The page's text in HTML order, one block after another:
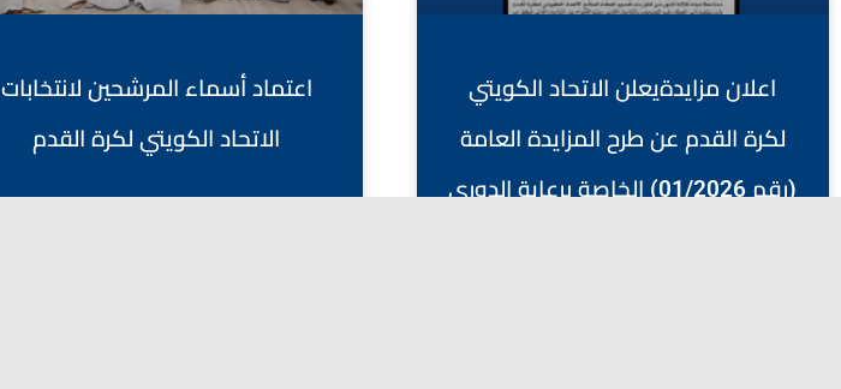
اعلان مزايدةيعلن الاتحاد الكويتي
لكرة القدم عن طرح المزايدة العامة
(رقم 01/2026) الخاصة برعاية الدوري
اعتماد أسماء المرشحين لانتخابات
الاتحاد الكويتي لكرة القدم